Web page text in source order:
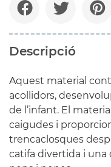
Descripció
Aquest material
acollidors,
de l’infant. El
caigudes i
trencaclosques
catifa divertida i una